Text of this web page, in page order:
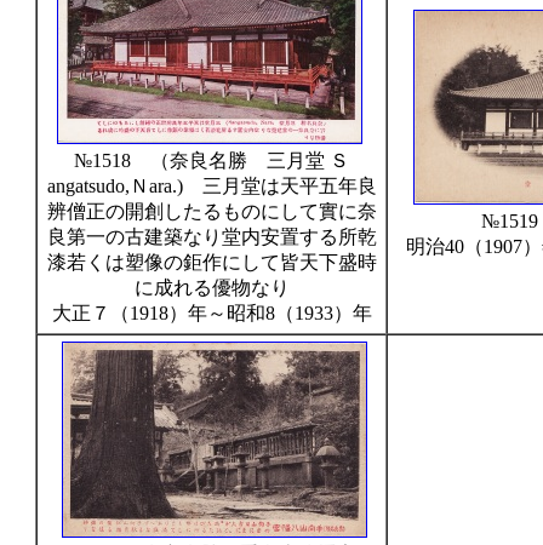
№1518 （奈良名勝 三月堂 Ｓ
angatsudo,Ｎara.) 三月堂は天平五年良
辨僧正の開創したるものにして實に奈
良第一の古建築なり堂内安置する所乾
漆若くは塑像の鉅作にして皆天下盛時
に成れる優物なり
大正７（1918）年～昭和8（1933）年
明治40（1907